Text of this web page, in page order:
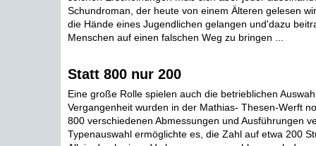
Schundroman, der heute von einem Älteren gelesen
die Hände eines Jugendlichen gelangen und'dazu
Menschen auf einen falschen Weg zu bringen ...
Statt 800 nur 200
Eine große Rolle spielen auch die betrieblichen
Vergangenheit wurden in der Mathias- Thesen-Werft
800 verschiedenen Abmessungen und Ausführungen
Typenauswahl ermöglichte es, die Zahl auf etwa 200